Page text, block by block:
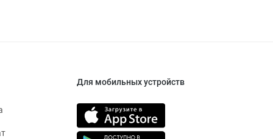
Для мобильных устройств